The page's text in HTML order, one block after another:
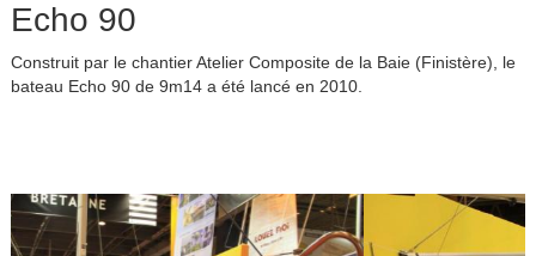
Echo 90
Construit par le chantier Atelier Composite de la Baie (Finistère), le
bateau Echo 90 de 9m14 a été lancé en 2010.